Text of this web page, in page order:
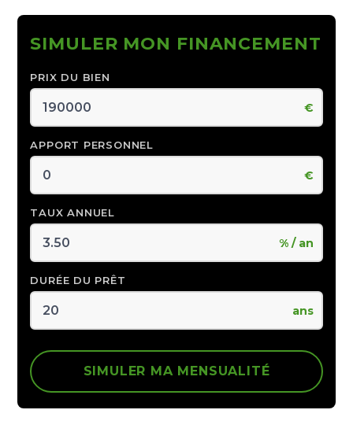
SIMULER MON FINANCEMENT
PRIX DU BIEN
€
APPORT PERSONNEL
€
TAUX ANNUEL
% / an
DURÉE DU PRÊT
ans
SIMULER MA MENSUALITÉ